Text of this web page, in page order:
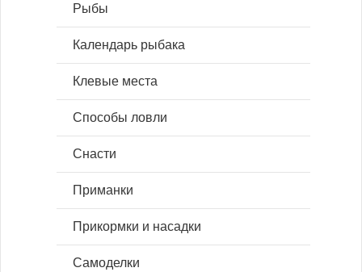
Рыбы
Календарь рыбака
Клевые места
Способы ловли
Снасти
Приманки
Прикормки и насадки
Самоделки